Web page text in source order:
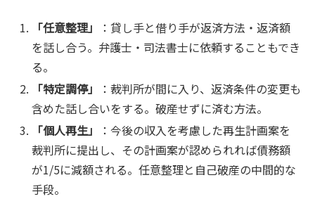
「任意整理」
：貸し手と借り手が返済方法・返済額
を話し合う。弁護士・司法書士に依頼することもでき
る。
「特定調停」
：裁判所が間に入り、返済条件の変更も
含めた話し合いをする。破産せずに済む方法。
「個人再生」
：今後の収入を考慮した再生計画案を
裁判所に提出し、その計画案が認められれば債務額
が1/5に減額される。任意整理と自己破産の中間的な
手段。